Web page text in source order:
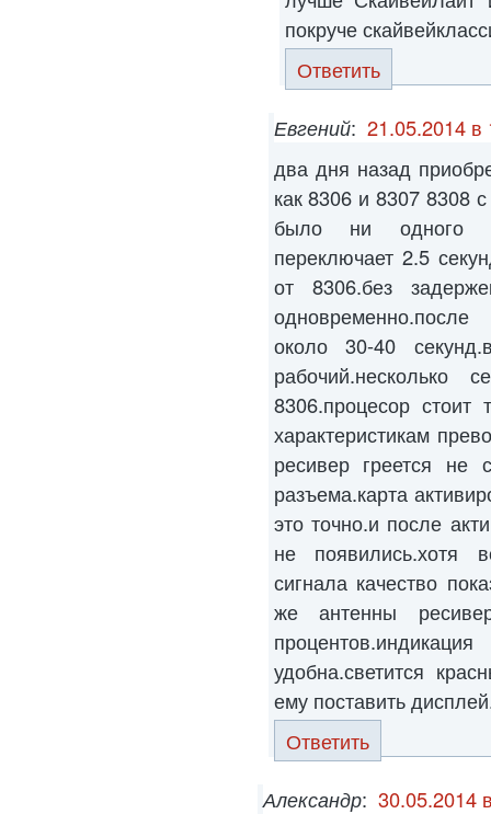
покруче
Ответить
Евгений: 21.05.2014 в
два дня назад
как 8306 и 8307 8308
было ни одного
переключает 2.5
от 8306.без
около 30-40
рабочий.несколько
8306.процесор
характеристикам
ресивер греется не
разъема.карта
это точно.и после
не появились.хотя
сигнала качество
же антенны
удобна.светится
ему поставить
Ответить
Александр: 30.05.2014